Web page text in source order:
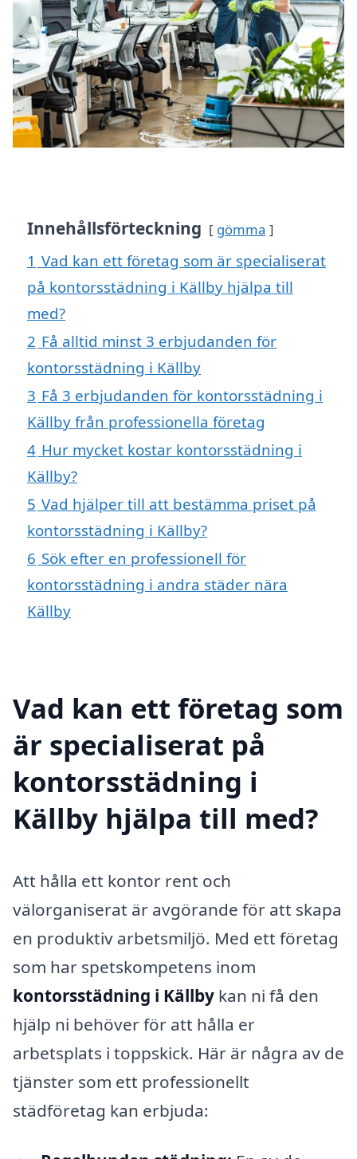
Innehållsförteckning gömma
1 Vad kan ett företag som är specialiserat
på kontorsstädning i Källby hjälpa till
med?
2 Få alltid minst 3 erbjudanden för
kontorsstädning i Källby
3 Få 3 erbjudanden för kontorsstädning i
Källby från professionella företag
4 Hur mycket kostar kontorsstädning i
Källby?
5 Vad hjälper till att bestämma priset på
kontorsstädning i Källby?
6 Sök efter en professionell för
kontorsstädning i andra städer nära
Källby
Vad kan ett företag som
är specialiserat på
kontorsstädning i
Källby hjälpa till med?
Att hålla ett kontor rent och
välorganiserat är avgörande för att skapa
en produktiv arbetsmiljö. Med ett företag
som har spetskompetens inom
kontorsstädning i Källby kan ni få den
hjälp ni behöver för att hålla er
arbetsplats i toppskick. Här är några av de
tjänster som ett professionellt
städföretag kan erbjuda: